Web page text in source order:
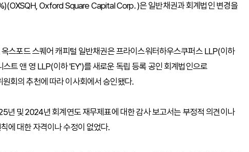
Oxford Square Capital Corp. )은 일반채권과 회계법인 변경을
스포드 스퀘어 캐피털 일반채권은 프라이스워터하우스쿠퍼스 LLP(이하
트 앤 영 LLP(이하 'EY')를 새로운 독립 등록 공인 회계법인으로
회의 추천에 따라 이사회에서 승인됐다.
년 및 2024년 회계연도 재무제표에 대한 감사 보고서는 부정적 의견이나
에 대한 자격이나 수정이 없었다.